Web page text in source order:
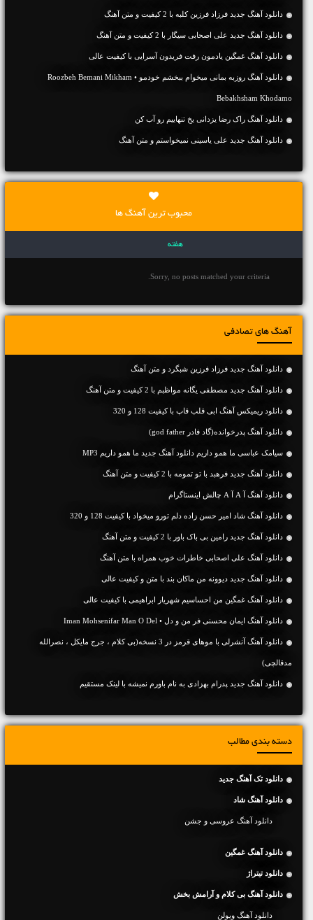
دانلود آهنگ جديد فرزاد فرزین کلبه با 2 کیفیت و متن آهنگ
دانلود آهنگ جديد علی اصحابی سیگار با 2 کیفیت و متن آهنگ
دانلود آهنگ غمگین یادمون رفت فریدون آسرایی با کیفیت عالی
دانلود آهنگ روزبه بمانی میخوام ببخشم خودمو • Roozbeh Bemani Mikham
Bebakhsham Khodamo
دانلود آهنگ راک رضا یزدانی یخ تنهاییم رو آب کن
دانلود آهنگ جديد علی یاسینی نمیخواستم و متن آهنگ
محبوب ترین آهنگ ها
هفته
Sorry, no posts matched your criteria.
آهنگ های تصادفی
دانلود آهنگ جديد فرزاد فرزین شبگرد و متن آهنگ
دانلود آهنگ جديد مصطفی یگانه مواظبم با 2 کیفیت و متن آهنگ
دانلود ریمیکس آهنگ ابی قلب قاپ با کیفیت 128 و 320
دانلود آهنگ پدرخوانده(گاد فادر god father)
سیامک عباسی ما همو داریم دانلود آهنگ جدید ما همو داریم MP3
دانلود آهنگ جديد فرهبد با تو تمومه با 2 کیفیت و متن آهنگ
دانلود آهنگ آ A آ A چالش اینستاگرام
دانلود آهنگ شاد امیر حسن زاده دلم تورو میخواد با کیفیت 128 و 320
دانلود آهنگ جديد رامین بی باک باور با 2 کیفیت و متن آهنگ
دانلود آهنگ علی اصحابی خاطرات خوب همراه با متن آهنگ
دانلود آهنگ جديد دیوونه من ماکان بند با متن و کیفیت عالی
دانلود آهنگ غمگین من احساسیم شهریار ابراهیمی با کیفیت عالی
دانلود آهنگ ایمان محسنی فر من و دل • Iman Mohsenifar Man O Del
دانلود آهنگ آنشرلی با موهای قرمز در 3 نسخه(بی کلام ، جرج مایکل ، نصرالله
مدقالچی)
دانلود آهنگ جديد پدرام بهزادی به نام باورم نمیشه با لینک مستقیم
دسته بندی مطالب
دانلود تک آهنگ جدید
دانلود آهنگ شاد
دانلود آهنگ عروسی و جشن
دانلود آهنگ غمگین
دانلود تیتراژ
دانلود آهنگ بی کلام و آرامش بخش
دانلود آهنگ ویولن